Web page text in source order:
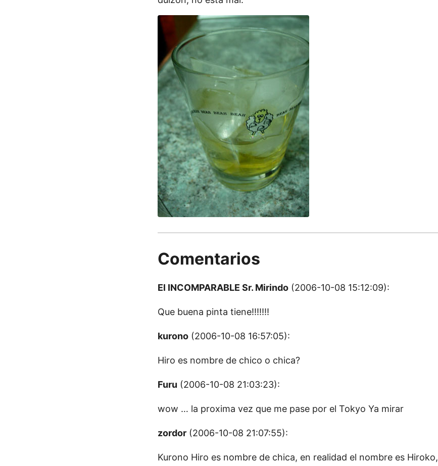
Comentarios
El INCOMPARABLE Sr. Mirindo (2006-10-08 15:12:09):
Que buena pinta tiene!!!!!!!
kurono (2006-10-08 16:57:05):
Hiro es nombre de chico o chica?
Furu (2006-10-08 21:03:23):
wow … la proxima vez que me pase por el Tokyo Ya mirar
zordor (2006-10-08 21:07:55):
Kurono Hiro es nombre de chica, en realidad el nombre es